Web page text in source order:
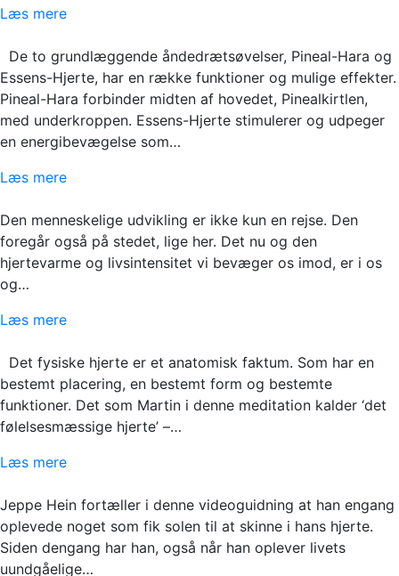
Læs mere
De to grundlæggende åndedrætsøvelser, Pineal-Hara og
Essens-Hjerte, har en række funktioner og mulige effekter.
Pineal-Hara forbinder midten af hovedet, Pinealkirtlen,
med underkroppen. Essens-Hjerte stimulerer og udpeger
en energibevægelse som…
Læs mere
Den menneskelige udvikling er ikke kun en rejse. Den
foregår også på stedet, lige her. Det nu og den
hjertevarme og livsintensitet vi bevæger os imod, er i os
og…
Læs mere
Det fysiske hjerte er et anatomisk faktum. Som har en
bestemt placering, en bestemt form og bestemte
funktioner. Det som Martin i denne meditation kalder ‘det
følelsesmæssige hjerte’ –…
Læs mere
Jeppe Hein fortæller i denne videoguidning at han engang
oplevede noget som fik solen til at skinne i hans hjerte.
Siden dengang har han, også når han oplever livets
uundgåelige…